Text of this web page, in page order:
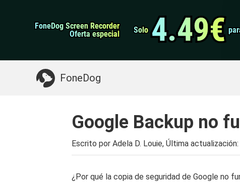
FoneDog Screen Recorder
FoneDog Screen Recorder
Oferta especial
Oferta especial Solo
Solo 4.49€
4.49€
FoneDog
Limpiador de iPhone
Algo que puede necesitar:
Google Backup no
Escrito por Adela D. Louie, Última actualización:
¿Por qué la copia de seguridad de Google no